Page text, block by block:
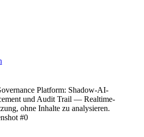
Platform: Shadow-AI-
und Audit Trail — Realtime-
ohne Inhalte zu analysieren.